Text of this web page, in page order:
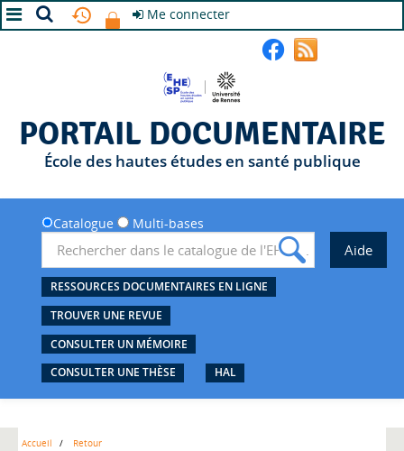
Me connecter
PORTAIL DOCUMENTAIRE
École des hautes études en santé publique
Catalogue Multi-bases
RESSOURCES DOCUMENTAIRES EN LIGNE
TROUVER UNE REVUE
CONSULTER UN MÉMOIRE
CONSULTER UNE THÈSE
HAL
Accueil Retour